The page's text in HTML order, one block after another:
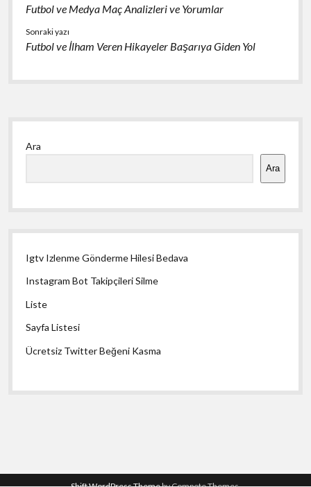
Futbol ve Medya Maç Analizleri ve Yorumlar
Sonraki yazı
Futbol ve İlham Veren Hikayeler Başarıya Giden Yol
Yan
Menü
Ara
Ara
Igtv Izlenme Gönderme Hilesi Bedava
Instagram Bot Takipçileri Silme
Liste
Sayfa Listesi
Ücretsiz Twitter Beğeni Kasma